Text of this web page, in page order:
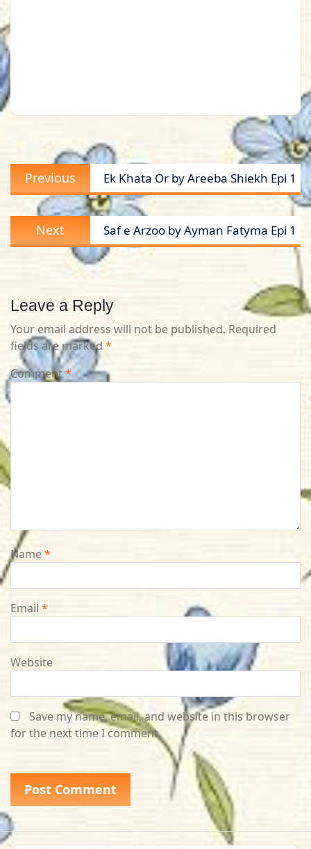
Post
navigation
Previous
Previous
post:
Ek Khata Or by Areeba Shiekh Epi 1
Next
Next
post:
Saf e Arzoo by Ayman Fatyma Epi 1
Leave a Reply
Your email address will not be published. Required
fields are marked *
Comment*
Name*
Email *
Website
Save my name, email, and website in this browser
for the next time I comment.